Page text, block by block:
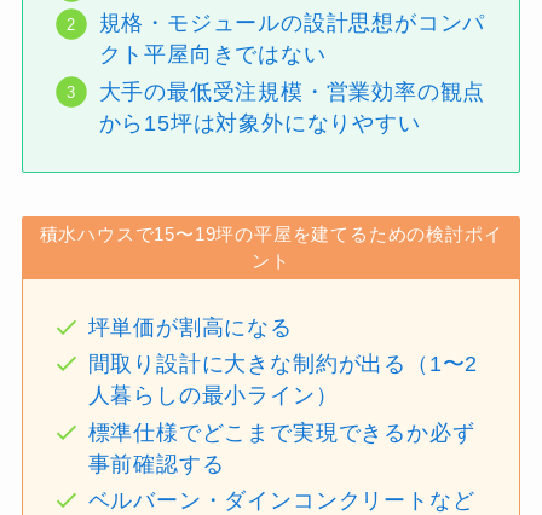
規格・モジュールの設計思想がコンパ
クト平屋向きではない
大手の最低受注規模・営業効率の観点
から15坪は対象外になりやすい
積水ハウスで15〜19坪の平屋を建てるための検討ポイ
ント
坪単価が割高になる
間取り設計に大きな制約が出る（1〜2
人暮らしの最小ライン）
標準仕様でどこまで実現できるか必ず
事前確認する
ベルバーン・ダインコンクリートなど